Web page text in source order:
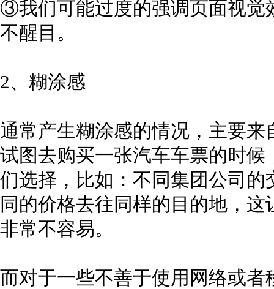
③我们可能过度的强调页面视觉
不醒目。
2、糊涂感
通常产生糊涂感的情况，主要
试图去购买一张汽车车票的时
们选择，比如：不同集团公司
同的价格去往同样的目的地，
非常不容易。
而对于一些不善于使用网络或